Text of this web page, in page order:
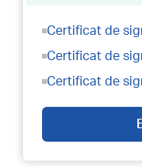
Certificat de
Certificat de
Certificat de